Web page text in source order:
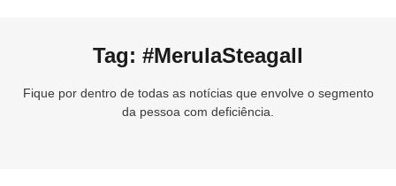
Tag: #MerulaSteagall
Fique por dentro de todas as notícias que envolve o segmento
da pessoa com deficiência.